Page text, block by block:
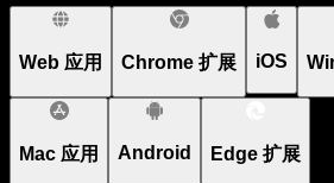
Web 应用 Chrome 扩展 iOS
Mac 应用 Android Edge 扩展